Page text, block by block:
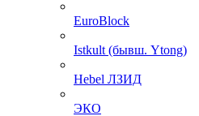
EuroBlock
Istkult (бывш. Ytong)
Hebel ЛЗИД
ЭКО